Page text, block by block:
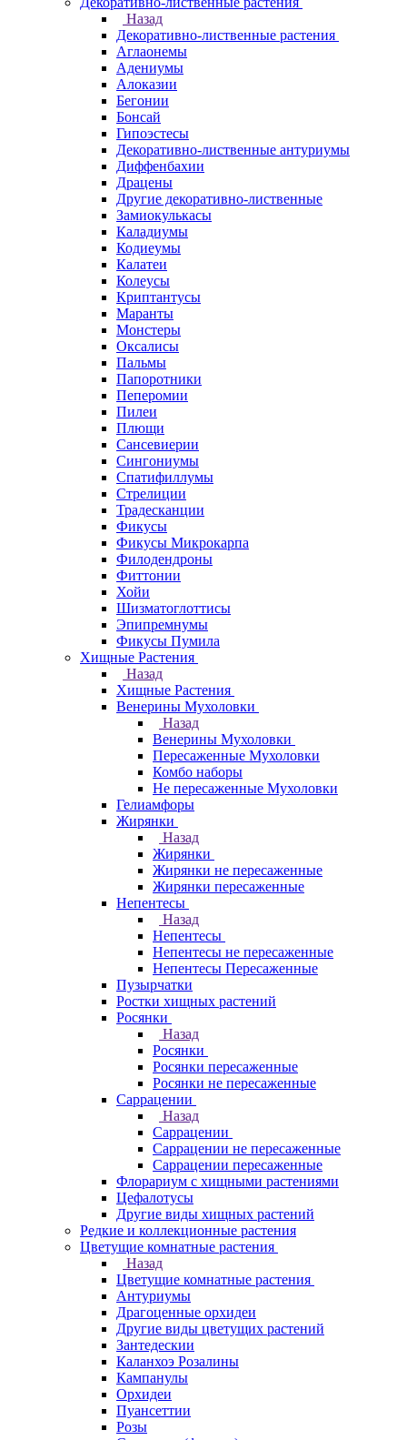
Назад
Декоративно-лиственные растения
Аглаонемы
Адениумы
Алоказии
Бегонии
Бонсай
Гипоэстесы
Декоративно-лиственные антуриумы
Диффенбахии
Драцены
Другие декоративно-лиственные
Замиокулькасы
Каладиумы
Кодиеумы
Калатеи
Колеусы
Криптантусы
Маранты
Монстеры
Оксалисы
Пальмы
Папоротники
Пеперомии
Пилеи
Плющи
Сансевиерии
Сингониумы
Спатифиллумы
Стрелиции
Традесканции
Фикусы
Фикусы Микрокарпа
Филодендроны
Фиттонии
Хойи
Шизматоглоттисы
Эпипремнумы
Фикусы Пумила
Хищные Растения
Назад
Хищные Растения
Венерины Мухоловки
Назад
Венерины Мухоловки
Пересаженные Мухоловки
Комбо наборы
Не пересаженные Мухоловки
Гелиамфоры
Жирянки
Назад
Жирянки
Жирянки не пересаженные
Жирянки пересаженные
Непентесы
Назад
Непентесы
Непентесы не пересаженные
Непентесы Пересаженные
Пузырчатки
Ростки хищных растений
Росянки
Назад
Росянки
Росянки пересаженные
Росянки не пересаженные
Саррацении
Назад
Саррацении
Саррацении не пересаженные
Саррацении пересаженные
Флорариум с хищными растениями
Цефалотусы
Другие виды хищных растений
Редкие и коллекционные растения
Цветущие комнатные растения
Назад
Цветущие комнатные растения
Антуриумы
Драгоценные орхидеи
Другие виды цветущих растений
Зантедескии
Каланхоэ Розалины
Кампанулы
Орхидеи
Пуансеттии
Розы